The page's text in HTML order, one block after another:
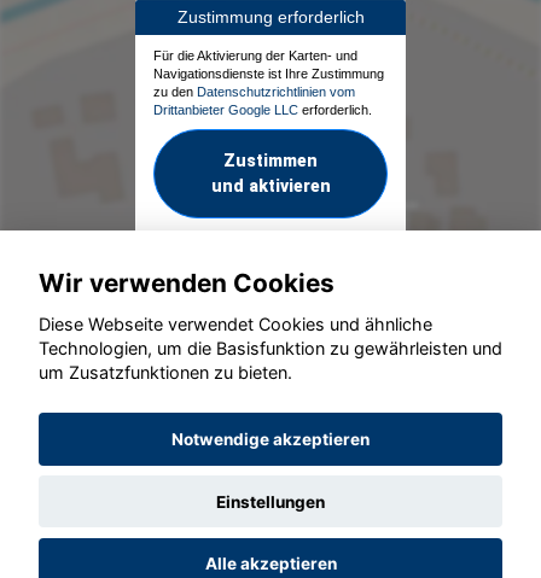
Zustimmung erforderlich
Für die Aktivierung der Karten- und
Navigationsdienste ist Ihre Zustimmung
zu den Datenschutzrichtlinien vom
Drittanbieter Google LLC erforderlich.
Zustimmen
und aktivieren
© konjunkturmotor.de GmbH 2020 - 2026
Wir verwenden Cookies
Diese Webseite verwendet Cookies und ähnliche
Technologien, um die Basisfunktion zu gewährleisten und
um Zusatzfunktionen zu bieten.
Notwendige akzeptieren
Einstellungen
Alle akzeptieren